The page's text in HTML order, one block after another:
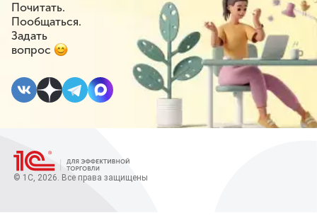
Почитать.
Пообщаться.
Задать
вопрос
© 1С, 2026. Все права защищены